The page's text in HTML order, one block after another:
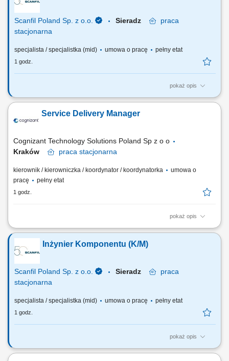
markets. You'll be responsible for team performance, service delivery
and continuous improvement....
Scanfil Poland Sp. z o.o. Sieradz
praca
stacjonarna
specjalista / specjalistka (mid) umowa o pracę pełny etat
1 godz.
pokaż opis
Na czym będzie polegać Twoja praca? Tworzenie i nadzorowanie
Przygotowywanie instrukcji montażu i kontroli według standardów firmy
oraz wytycznych jakościowych dla produktów według specyfikacji
Service Delivery Manager
Cognizant Technology Solutions Poland Sp z o o
Kraków
praca stacjonarna
kierownik / kierowniczka / koordynator / koordynatorka
umowa o
pracę
pełny etat
1 godz.
pokaż opis
Work Model- 100% from the Office Role Overview In this high-impact
leadership role, you will drive the success of service delivery operations
by ensuring strong client relationships, operational excellence, and
continuous improvement. You will lead service delivery in a dynamic
environment, enabling...
Inżynier Komponentu (K/M)
Scanfil Poland Sp. z o.o. Sieradz
praca
stacjonarna
specjalista / specjalistka (mid) umowa o pracę pełny etat
1 godz.
pokaż opis
Na czym będzie polegać Twoja praca? Współpraca z zespołem